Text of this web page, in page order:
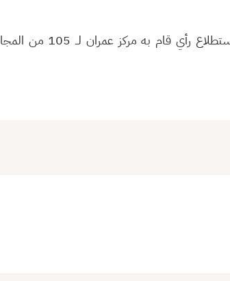
تجدر الإشارة أنه بختام الندوة تم عرض ملخص عن آخر استطلاع رأي